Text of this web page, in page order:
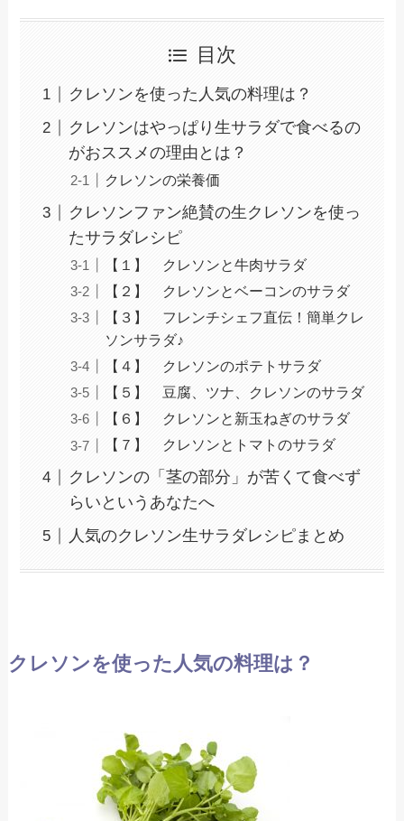
目次
クレソンを使った人気の料理は？
クレソンはやっぱり生サラダで食べるの
がおススメの理由とは？
クレソンの栄養価
クレソンファン絶賛の生クレソンを使っ
たサラダレシピ
【１】 クレソンと牛肉サラダ
【２】 クレソンとベーコンのサラダ
【３】 フレンチシェフ直伝！簡単クレ
ソンサラダ♪
【４】 クレソンのポテトサラダ
【５】 豆腐、ツナ、クレソンのサラダ
【６】 クレソンと新玉ねぎのサラダ
【７】 クレソンとトマトのサラダ
クレソンの「茎の部分」が苦くて食べず
らいというあなたへ
人気のクレソン生サラダレシピまとめ
クレソンを使った人気の料理は？